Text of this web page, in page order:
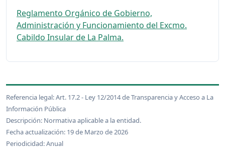
Reglamento Orgánico de Gobierno,
Administración y Funcionamiento del Excmo.
Cabildo Insular de La Palma.
Referencia legal: Art. 17.2 - Ley 12/2014 de Transparencia y Acceso a La
Información Pública
Descripción: Normativa aplicable a la entidad.
Fecha actualización: 19 de Marzo de 2026
Periodicidad: Anual